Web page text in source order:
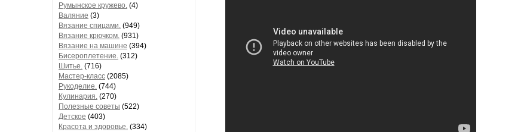
Румынское кружево. (4)
Валяние (3)
Вязание спицами. (949)
Вязание крючком. (931)
Вязание на машине (394)
Бисероплетение. (312)
Шитье. (716)
Мастер-класс (2085)
Рукоделие. (744)
Кулинария. (270)
Полезные советы (522)
Детское (403)
Красота и здоровье. (334)